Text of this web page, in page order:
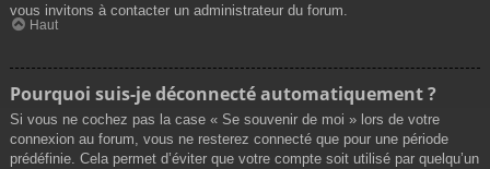
vous invitons à contacter un administrateur du forum.
Haut
Pourquoi suis-je déconnecté automatiquement ?
Si vous ne cochez pas la case « Se souvenir de moi » lors de votre
connexion au forum, vous ne resterez connecté que pour une période
prédéfinie. Cela permet d’éviter que votre compte soit utilisé par quelqu’un